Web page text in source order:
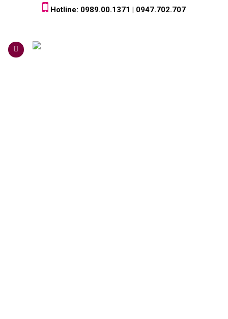
Hotline: 0989.00.1371 | 0947.702.707